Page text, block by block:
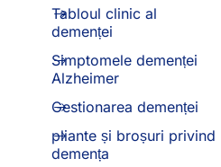
Tabloul clinic al
demenței
Simptomele demenței
Alzheimer
Gestionarea demenței
pliante și broșuri privind
demența